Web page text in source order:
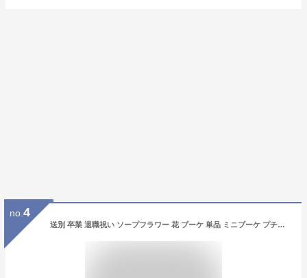
no. 4
送別 卒業 退職祝い ソープフラワー 花 ブーケ 単品 ミニブーケ プチギフト【 ソープフラワーブーケ 】プレゼント 花 おしゃれ かわいい 花束 まとめ買い 送別会 転勤祝い 入学祝い 卒業式 創立記念 記念品 発表会 送料無料 【※名入れ不可】